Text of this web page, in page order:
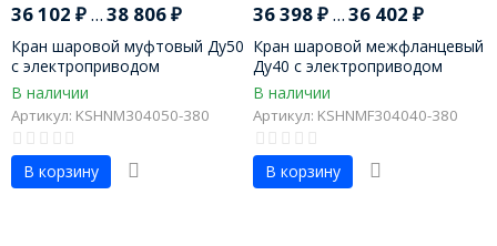
36 102 ₽...38 806₽
Кран шаровой муфтовый Ду50
с электроприводом
В наличии
Артикул: KSHNM304050-380
В корзину
36 398₽...36 402₽
Кран шаровой межфланцевый
Ду40 с электроприводом
В наличии
Артикул: KSHNMF304040-380
В корзину